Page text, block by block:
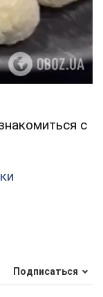
с
Подписаться